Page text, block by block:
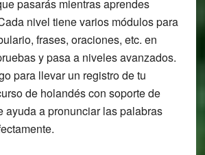
pasarás mientras aprendes
nivel tiene varios módulos para
frases, oraciones, etc. en
y pasa a niveles avanzados.
para llevar un registro de tu
de holandés con soporte de
ayuda a pronunciar las palabras